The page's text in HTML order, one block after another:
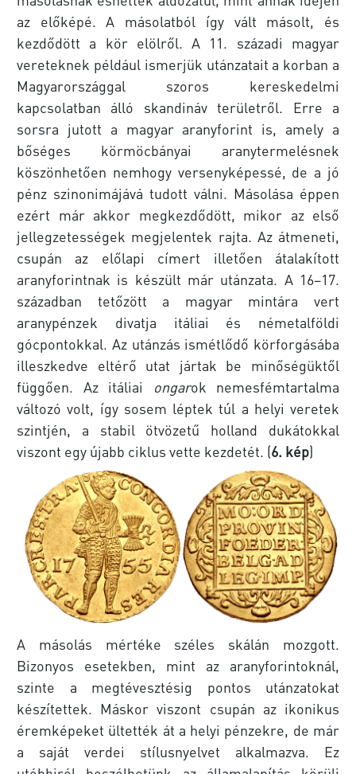
az előképé. A másolatból így vált másolt, és
kezdődött a kör elölről. A 11. századi magyar
vereteknek például ismerjük utánzatait a korban a
Magyarországgal szoros kereskedelmi
kapcsolatban álló skandináv területről. Erre a
sorsra jutott a magyar aranyforint is, amely a
bőséges körmöcbányai aranytermelésnek
köszönhetően nemhogy versenyképessé, de a jó
pénz szinonimájává tudott válni. Másolása éppen
ezért már akkor megkezdődött, mikor az első
jellegzetességek megjelentek rajta. Az átmeneti,
csupán az előlapi címert illetően átalakított
aranyforintnak is készült már utánzata. A 16–17.
században tetőzött a magyar mintára vert
aranypénzek divatja itáliai és németalföldi
gócpontokkal. Az utánzás ismétlődő körforgásába
illeszkedve eltérő utat jártak be minőségüktől
függően. Az itáliai
ongarok nemesfémtartalma
változó volt, így sosem léptek túl a helyi veretek
szintjén, a stabil ötvözetű holland dukátokkal
viszont egy újabb ciklus vette kezdetét. (6. kép)
A másolás mértéke széles skálán mozgott.
Bizonyos esetekben, mint az aranyforintoknál,
szinte a megtévesztésig pontos utánzatokat
készítettek. Máskor viszont csupán az ikonikus
éremképeket ültették át a helyi pénzekre, de már
a saját verdei stílusnyelvet alkalmazva. Ez